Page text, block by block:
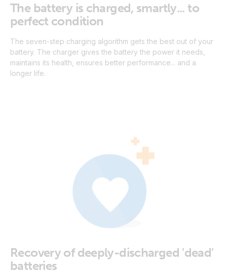
The battery is charged, smartly... to
perfect condition
The seven-step charging algorithm gets the best out of your
battery. The charger gives the battery the power it needs,
maintains its health, ensures better performance... and a
longer life.
Recovery of deeply-discharged 'dead'
batteries